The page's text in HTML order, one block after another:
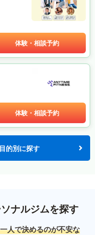
体験・相談予約
体験・相談予約
的別に探す
ナルジムを探す
人で決めるのが不安な